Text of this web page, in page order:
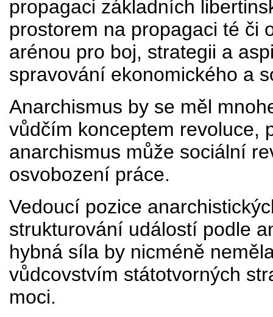
propagaci základních
prostorem na propagaci té či
arénou pro boj, strategii a
spravování ekonomického a
Anarchismus by se měl
vůdčím konceptem revoluce,
anarchismus může sociální
osvobození práce.
Vedoucí pozice
strukturování událostí podle
hybná síla by nicméně
vůdcovstvím státotvorných
moci.